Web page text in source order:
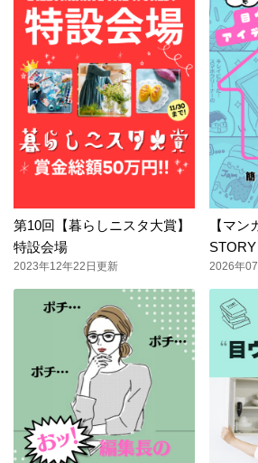
第10回【暮らしニスタ大賞】
特設会場
2023年12年22日更新
【マ
STORY
2026年